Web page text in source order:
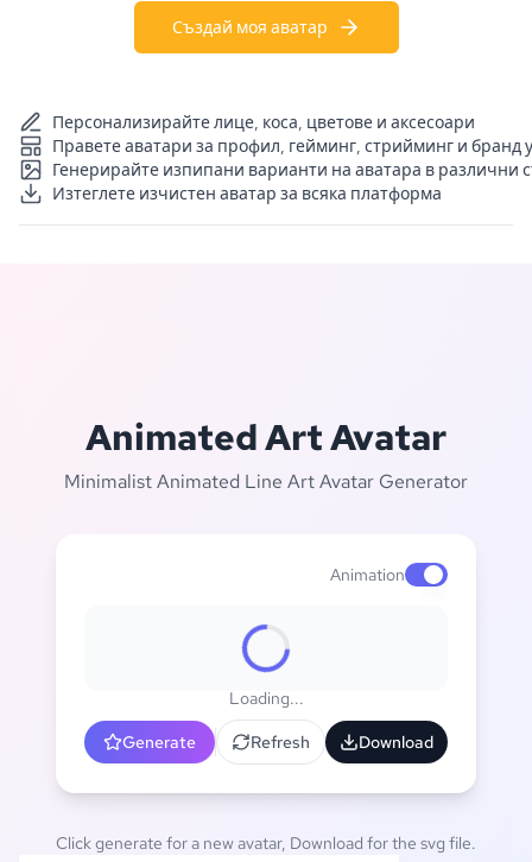
Създай моя аватар
Персонализирайте лице, коса, цветове и аксесоари
Правете аватари за профил, гейминг, стрийминг и бранд
Генерирайте изпипани варианти на аватара в различни
Изтеглете изчистен аватар за всяка платформа
Animated Art Avatar
Minimalist Animated Line Art Avatar Generator
AnimationEnable
Loading...
Generate Refresh Download
Click generate for a new avatar, Download for the svg file.